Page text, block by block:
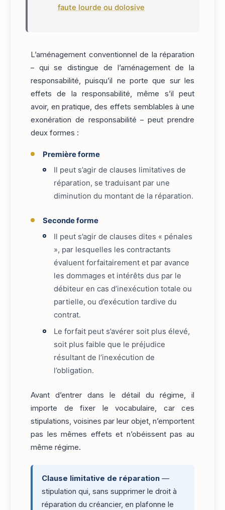
faute lourde ou dolosive
L’aménagement conventionnel de la réparation
– qui se distingue de l’aménagement de la
responsabilité, puisqu’il ne porte que sur les
effets de la responsabilité, même s’il peut
avoir, en pratique, des effets semblables à une
exonération de responsabilité – peut prendre
deux formes :
Première forme
Il peut s’agir de clauses limitatives de
réparation, se traduisant par une
diminution du montant de la réparation.
Seconde forme
Il peut s’agir de clauses dites « pénales
», par lesquelles les contractants
évaluent forfaitairement et par avance
les dommages et intérêts dus par le
débiteur en cas d’inexécution totale ou
partielle, ou d’exécution tardive du
contrat.
Le forfait peut s’avérer soit plus élevé,
soit plus faible que le préjudice
résultant de l’inexécution de
l’obligation.
Avant d’entrer dans le détail du régime, il
importe de fixer le vocabulaire, car ces
stipulations, voisines par leur objet, n’emportent
pas les mêmes effets et n’obéissent pas au
même régime.
Clause limitative de réparation —
stipulation qui, sans supprimer le droit à
réparation du créancier, en plafonne le